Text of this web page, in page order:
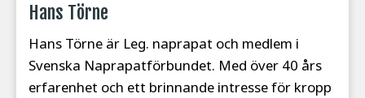
Hans Törne
Hans Törne är Leg. naprapat och medlem i
Svenska Naprapatförbundet. Med över 40 års
erfarenhet och ett brinnande intresse för kropp